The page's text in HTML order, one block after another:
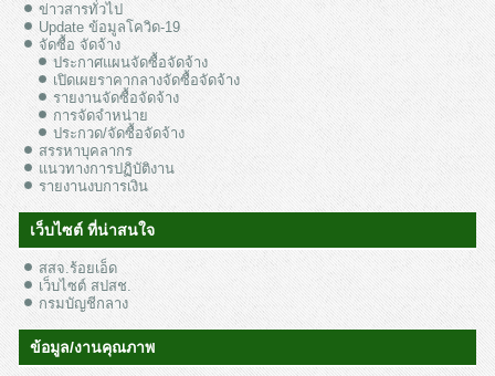
ข่าวสารทั่วไป
Update ข้อมูลโควิด-19
จัดซื้อ จัดจ้าง
ประกาศแผนจัดซื้อจัดจ้าง
เปิดเผยราคากลางจัดซื้อจัดจ้าง
รายงานจัดซื้อจัดจ้าง
การจัดจำหน่าย
ประกวด/จัดซื้อจัดจ้าง
สรรหาบุคลากร
แนวทางการปฏิบัติงาน
รายงานงบการเงิน
เว็บไซต์ ที่น่าสนใจ
สสจ.ร้อยเอ็ด
เว็บไซต์ สปสช.
กรมบัญชีกลาง
ข้อมูล/งานคุณภาพ